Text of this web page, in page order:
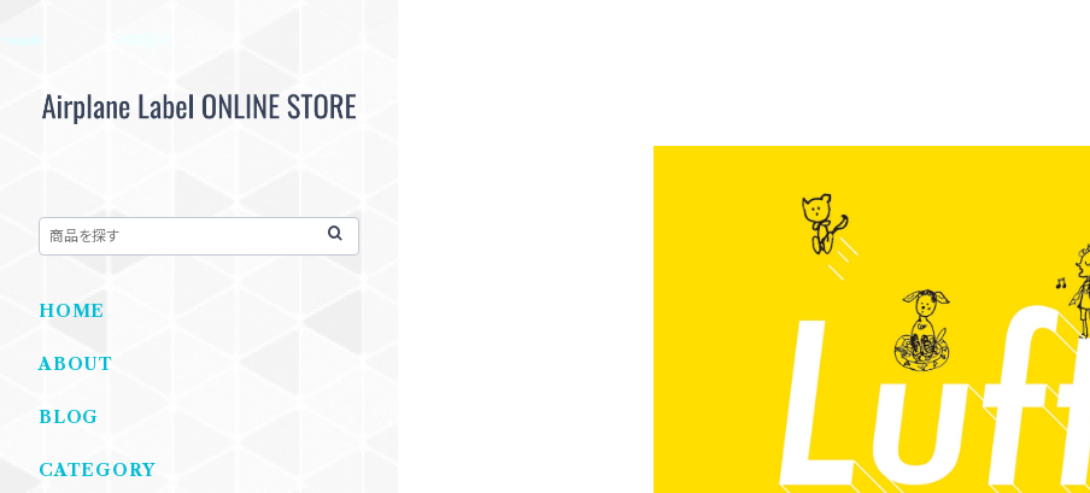
HOME
ABOUT
BLOG
CATEGORY